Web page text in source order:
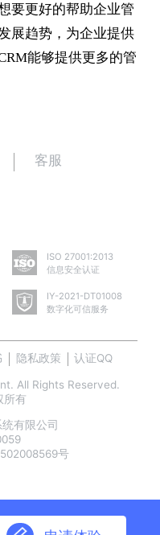
要更好的帮助企业管
展趋势，为企业提供
能够提供更多的管
客服
ISO 27001:2013
信息安全认证
IY-2021-DT01008
数字化可信服务
隐私政策 认证QQ
All Rights Reserved.
所有
有限公司
号